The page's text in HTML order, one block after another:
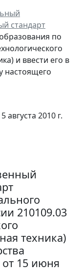
стандарт
по
и ввести его в
настоящего
2010 г.
210109.03
техника)
15 июня